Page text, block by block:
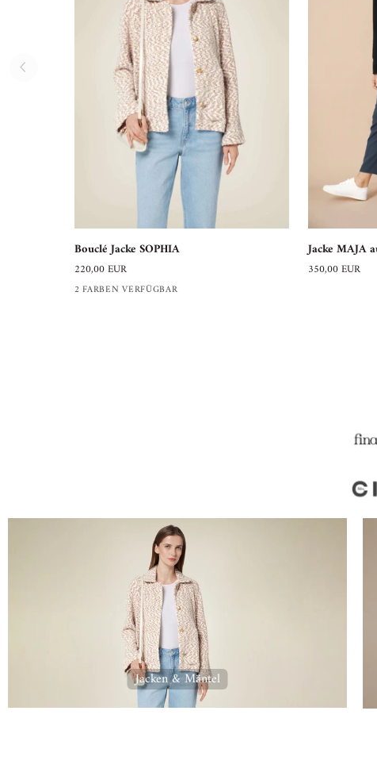
Bouclé
Jacke
SOPHIA
Bouclé Jacke SOPHIA
220,00 EUR
2 FARBEN VERFÜGBAR
Jacke
MAJA
aus
Jacke MAJA
350,00 EUR
Jacken & Mäntel